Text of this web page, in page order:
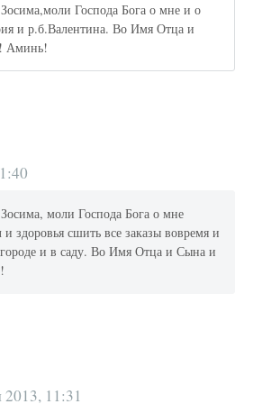
Господа Бога о мне и о
и р.б.Валентина. Во Имя Отца и
Аминь!
моли Господа Бога о мне
здоровья сшить все заказы вовремя и
и в саду. Во Имя Отца и Сына и
2013, 11:31